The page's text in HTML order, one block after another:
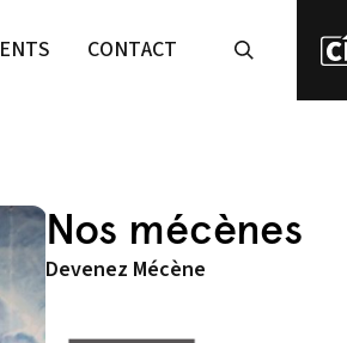
CONTACT
Nos mécènes
Devenez Mécène